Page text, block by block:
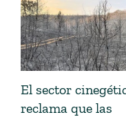
El sector
reclama que las